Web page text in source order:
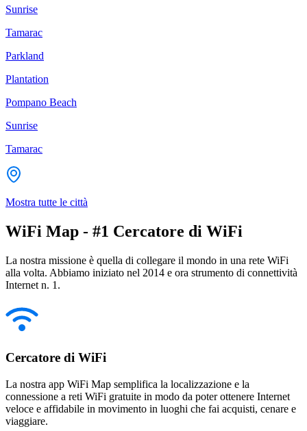
Sunrise
Tamarac
Parkland
Plantation
Pompano Beach
Sunrise
Tamarac
Mostra tutte le città
WiFi Map - #1 Cercatore di WiFi
La nostra missione è quella di collegare il mondo in una rete WiFi
alla volta. Abbiamo iniziato nel 2014 e ora strumento di connettività
Internet n. 1.
Cercatore di WiFi
La nostra app WiFi Map semplifica la localizzazione e la
connessione a reti WiFi gratuite in modo da poter ottenere Internet
veloce e affidabile in movimento in luoghi che fai acquisti, cenare e
viaggiare.